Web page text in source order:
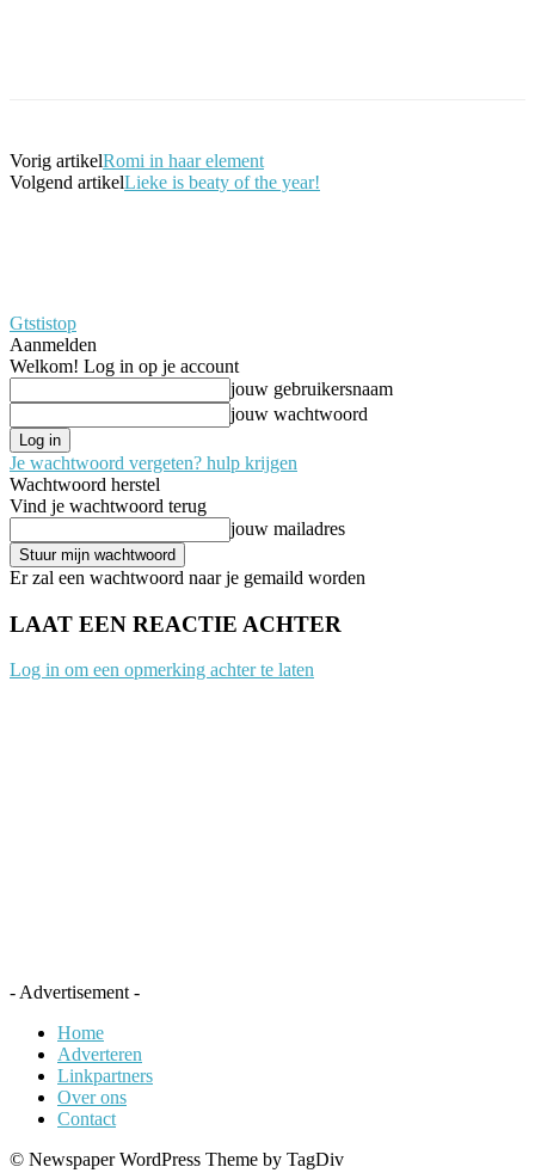
Vorig artikelRomi in haar element
Volgend artikelLieke is beaty of the year!
Gtstistop
Aanmelden
Welkom! Log in op je account
jouw gebruikersnaam
jouw wachtwoord
Je wachtwoord vergeten? hulp krijgen
Wachtwoord herstel
Vind je wachtwoord terug
jouw mailadres
Er zal een wachtwoord naar je gemaild worden
LAAT EEN REACTIE ACHTER
Log in om een opmerking achter te laten
- Advertisement -
Home
Adverteren
Linkpartners
Over ons
Contact
© Newspaper WordPress Theme by TagDiv